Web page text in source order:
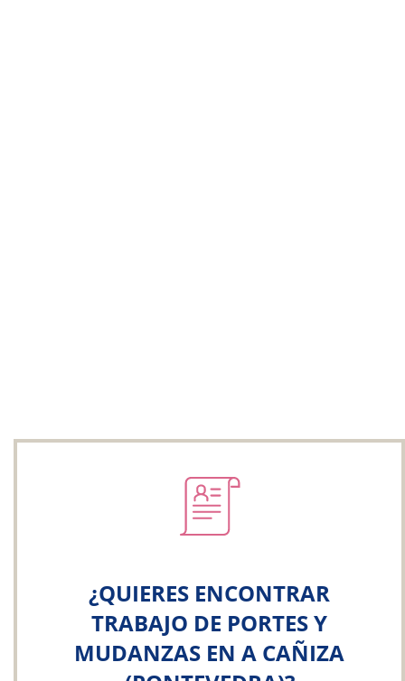
¿QUIERES ENCONTRAR
TRABAJO DE PORTES Y
MUDANZAS EN A CAÑIZA